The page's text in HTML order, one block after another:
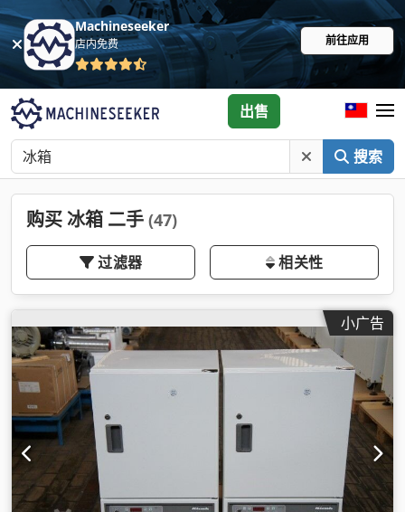
Machineseeker
店内免费 前往应用
搜索
出售
购买 冰箱 二手 (47)
过滤器 相关性
小广告